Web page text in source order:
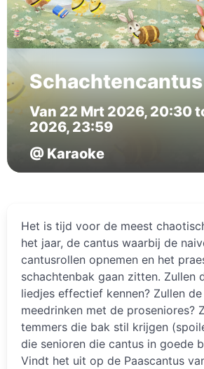
Schachtencantus
Van 22 Mrt 2026, 20:30
2026, 23:59
@ Karaoke
Het is tijd voor de meest
het jaar, de cantus waarbij de
cantusrollen opnemen en het
schachtenbak gaan zitten. Zullen
liedjes effectief kennen? Zullen
meedrinken met de proseniores?
temmers die bak stil krijgen
die senioren die cantus in goede
Vindt het uit op de Paascantus